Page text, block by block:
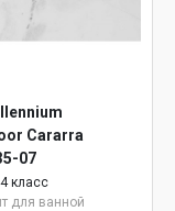
Cararra
07
класс
для ванной